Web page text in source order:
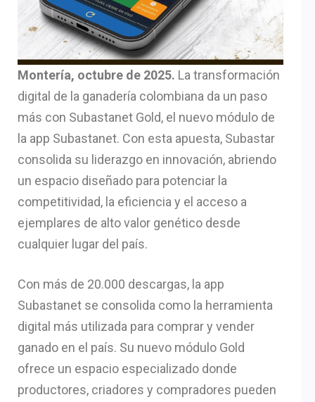
Montería, octubre de 2025. La transformación
digital de la ganadería colombiana da un paso
más con Subastanet Gold, el nuevo módulo de
la app Subastanet. Con esta apuesta, Subastar
consolida su liderazgo en innovación, abriendo
un espacio diseñado para potenciar la
competitividad, la eficiencia y el acceso a
ejemplares de alto valor genético desde
cualquier lugar del país.
Con más de 20.000 descargas, la app
Subastanet se consolida como la herramienta
digital más utilizada para comprar y vender
ganado en el país. Su nuevo módulo Gold
ofrece un espacio especializado donde
productores, criadores y compradores pueden